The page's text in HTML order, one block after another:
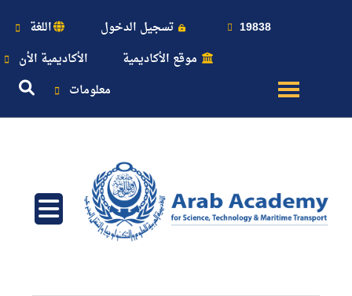
19838 تسجيل الدخول
اللغة
موقع الأكاديمية
الأكاديمية الأن
معلومات
عن
النقل